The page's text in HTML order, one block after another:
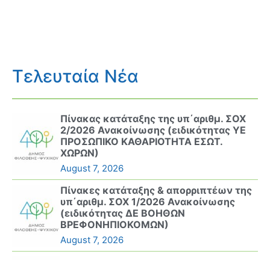
Τελευταία Νέα
Πίνακας κατάταξης της υπ΄αριθμ. ΣΟΧ
2/2026 Ανακοίνωσης (ειδικότητας ΥΕ
ΠΡΟΣΩΠΙΚΟ ΚΑΘΑΡΙΟΤΗΤΑ ΕΣΩΤ.
ΧΩΡΩΝ)
August 7, 2026
Πίνακες κατάταξης & απορριπτέων της
υπ΄αριθμ. ΣΟΧ 1/2026 Ανακοίνωσης
(ειδικότητας ΔΕ ΒΟΗΘΩΝ
ΒΡΕΦΟΝΗΠΙΟΚΟΜΩΝ)
August 7, 2026